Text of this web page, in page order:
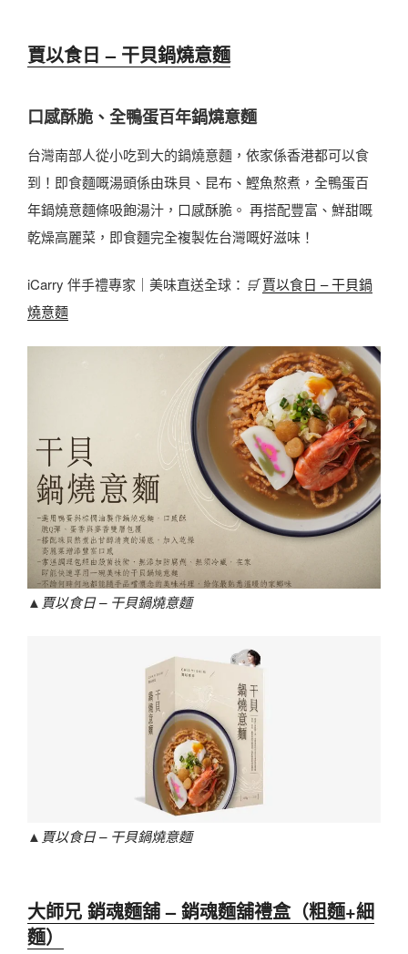
賈以食日 – 干貝鍋燒意麵
口感酥脆、全鴨蛋百年鍋燒意麵
台灣南部人從小吃到大的鍋燒意麵，依家係香港都可以食
到！即食麵嘅湯頭係由珠貝、昆布、鰹魚熬煮，全鴨蛋百
年鍋燒意麵條吸飽湯汁，口感酥脆。 再搭配豐富、鮮甜嘅
乾燥高麗菜，即食麵完全複製佐台灣嘅好滋味！
iCarry 伴手禮專家｜美味直送全球： 🛒 賈以食日 – 干貝鍋
燒意麵
▲ 賈以食日 – 干貝鍋燒意麵
▲ 賈以食日 – 干貝鍋燒意麵
大師兄 銷魂麵舖 – 銷魂麵舖禮盒（粗麵+細
麵）